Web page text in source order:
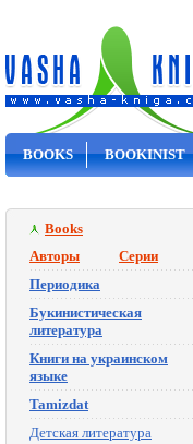
BOOKS BOOKINIST
Books
Авторы
Серии
Периодика
Букинистическая
литература
Книги на украинском
языке
Tamizdat
Детская литература